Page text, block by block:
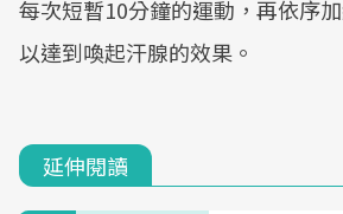
每次短暫10分鐘的運動，再依序
以達到喚起汗腺的效果。
延伸閱讀